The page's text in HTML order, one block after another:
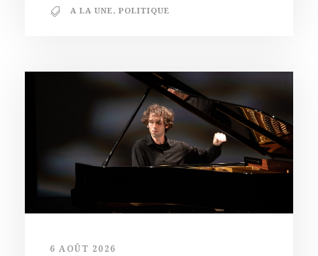
A LA UNE, POLITIQUE
6 AOÛT 2026